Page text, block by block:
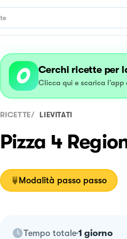
Cerchi ricette per
Clicca qui e scarica l’app
RICETTE/ LIEVITATI
Pizza 4
Modalità passo passo
Tempo totale 1 giorno